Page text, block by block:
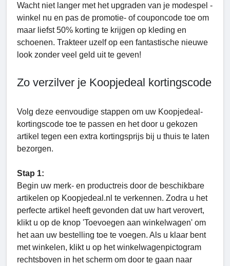
Wacht niet langer met het upgraden van je modespel -
winkel nu en pas de promotie- of couponcode toe om
maar liefst 50% korting te krijgen op kleding en
schoenen. Trakteer uzelf op een fantastische nieuwe
look zonder veel geld uit te geven!
Zo verzilver je Koopjedeal kortingscode
Volg deze eenvoudige stappen om uw Koopjedeal-
kortingscode toe te passen en het door u gekozen
artikel tegen een extra kortingsprijs bij u thuis te laten
bezorgen.
Stap 1:
Begin uw merk- en productreis door de beschikbare
artikelen op Koopjedeal.nl te verkennen. Zodra u het
perfecte artikel heeft gevonden dat uw hart verovert,
klikt u op de knop 'Toevoegen aan winkelwagen' om
het aan uw bestelling toe te voegen. Als u klaar bent
met winkelen, klikt u op het winkelwagenpictogram
rechtsboven in het scherm om door te gaan naar